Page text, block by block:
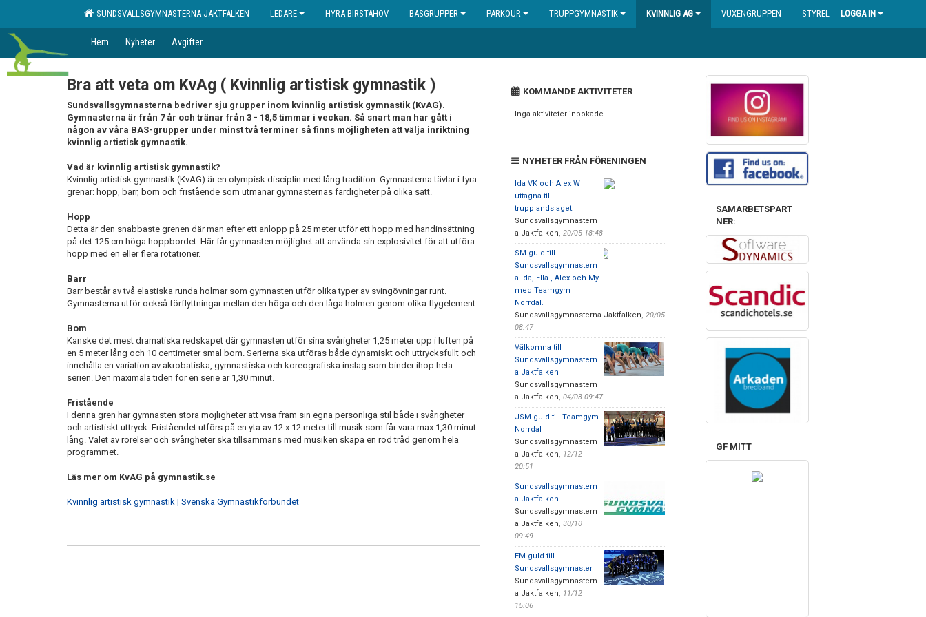
SUNDSVALLSGYMNASTERNA JAKTFALKEN LEDARE HYRA BIRSTAHOV BASGRUPPER PARKOUR TRUPPGYMNASTIK KVINNLIG AG VUXENGRUPPEN STYRELSENLOGGA IN
Hem Nyheter Avgifter
Bra att veta om KvAg ( Kvinnlig artistisk gymnastik )
Sundsvallsgymnasterna bedriver sju grupper inom kvinnlig artistisk gymnastik (KvAG).
Gymnasterna är från 7 år och tränar från 3 - 18,5 timmar i veckan. Så snart man har gått i
någon av våra BAS-grupper under minst två terminer så finns möjligheten att välja inriktning
kvinnlig artistisk gymnastik.
Vad är kvinnlig artistisk gymnastik?
Kvinnlig artistisk gymnastik (KvAG) är en olympisk disciplin med lång tradition. Gymnasterna tävlar i fyra
grenar: hopp, barr, bom och fristående som utmanar gymnasternas färdigheter på olika sätt.
Hopp
Detta är den snabbaste grenen där man efter ett anlopp på 25 meter utför ett hopp med handinsättning
på det 125 cm höga hoppbordet. Här får gymnasten möjlighet att använda sin explosivitet för att utföra
hopp med en eller flera rotationer.
Barr
Barr består av två elastiska runda holmar som gymnasten utför olika typer av svingövningar runt.
Gymnasterna utför också förflyttningar mellan den höga och den låga holmen genom olika flygelement.
Bom
Kanske det mest dramatiska redskapet där gymnasten utför sina svårigheter 1,25 meter upp i luften på
en 5 meter lång och 10 centimeter smal bom. Serierna ska utföras både dynamiskt och uttrycksfullt och
innehålla en variation av akrobatiska, gymnastiska och koreografiska inslag som binder ihop hela
serien. Den maximala tiden för en serie är 1,30 minut.
Fristående
I denna gren har gymnasten stora möjligheter att visa fram sin egna personliga stil både i svårigheter
och artistiskt uttryck. Friståendet utförs på en yta av 12 x 12 meter till musik som får vara max 1,30 minut
lång. Valet av rörelser och svårigheter ska tillsammans med musiken skapa en röd tråd genom hela
programmet.
Läs mer om KvAG på gymnastik.se
Kvinnlig artistisk gymnastik | Svenska Gymnastikförbundet
KOMMANDE AKTIVITETER
Inga aktiviteter inbokade
NYHETER FRÅN FÖRENINGEN
Ida VK och Alex W
uttagna till
trupplandslaget.
Sundsvallsgymnastern
a Jaktfalken, 20/05 18:48
SM guld till
Sundsvallsgymnastern
a Ida, Ella , Alex och My
med Teamgym
Norrdal.
Sundsvallsgymnasterna Jaktfalken, 20/05
08:47
Välkomna till
Sundsvallsgymnastern
a Jaktfalken
Sundsvallsgymnastern
a Jaktfalken, 04/03 09:47
JSM guld till Teamgym
Norrdal
Sundsvallsgymnastern
a Jaktfalken, 12/12
20:51
Sundsvallsgymnastern
a Jaktfalken
Sundsvallsgymnastern
a Jaktfalken, 30/10
09:49
EM guld till
Sundsvallsgymnaster
Sundsvallsgymnastern
a Jaktfalken, 11/12
15:06
SAMARBETSPART
NER:
GF MITT